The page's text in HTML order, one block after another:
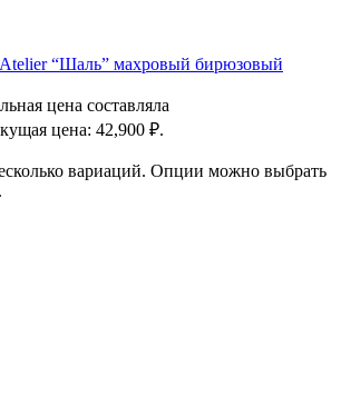
Atelier “Шаль” махровый бирюзовый
цена составляла
цена: 42,900 ₽.
вариаций. Опции можно выбрать